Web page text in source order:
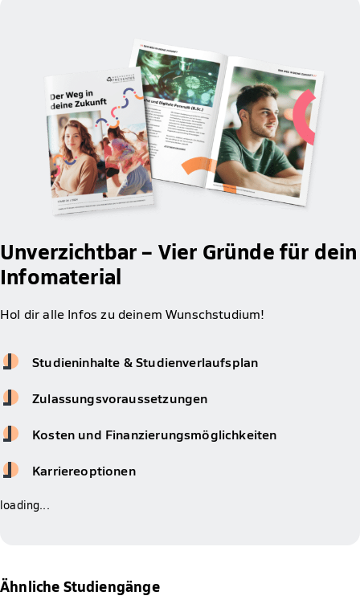
Unverzichtbar – Vier Gründe für dein
Infomaterial
Hol dir alle Infos zu deinem Wunschstudium!
Studieninhalte & Studienverlaufsplan
Zulassungsvoraussetzungen
Kosten und Finanzierungsmöglichkeiten
Karriereoptionen
loading...
Ähnliche Studiengänge